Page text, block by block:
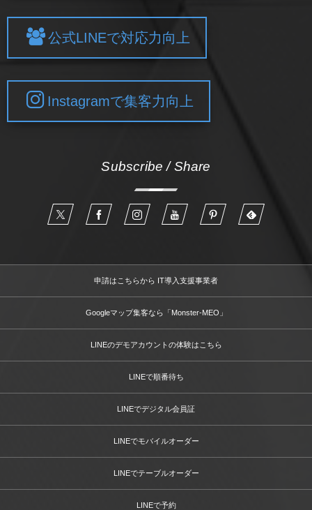
公式LINEで対応力向上
Instagramで集客力向上
Subscribe / Share
申請はこちらから IT導入支援事業者
Googleマップ集客なら「Monster-MEO」
LINEのデモアカウントの体験はこちら
LINEで順番待ち
LINEでデジタル会員証
LINEでモバイルオーダー
LINEでテーブルオーダー
LINEで予約